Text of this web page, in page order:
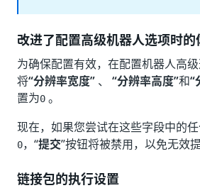
改进了配置高级机器人选项时的
为确保配置有效，在配置机器人高
将“分辨率宽度” 、 “分辨率高度”和“
置为0 。
现在，如果您尝试在这些字段中的
0，“提交”按钮将被禁用，以免无效
链接包的执行设置